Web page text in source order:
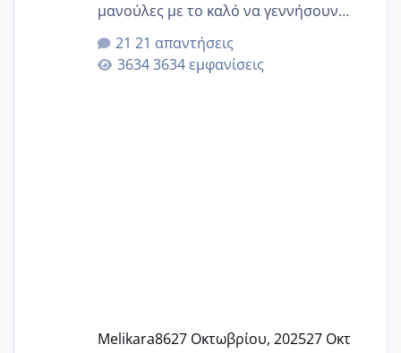
μανούλες με το καλό να γεννήσουν
αυτές που ήδη περιμένουν. Να πάρουν
γερα μωράκια στην αγκαλίτσα τους
🙏🏼🙏🏼 Ας πάμε λοιπόν στο θέμα μου.
21 απαντήσεις
3634 εμφανίσεις
Melikara8627 Οκτωβρίου, 202527 Οκτ